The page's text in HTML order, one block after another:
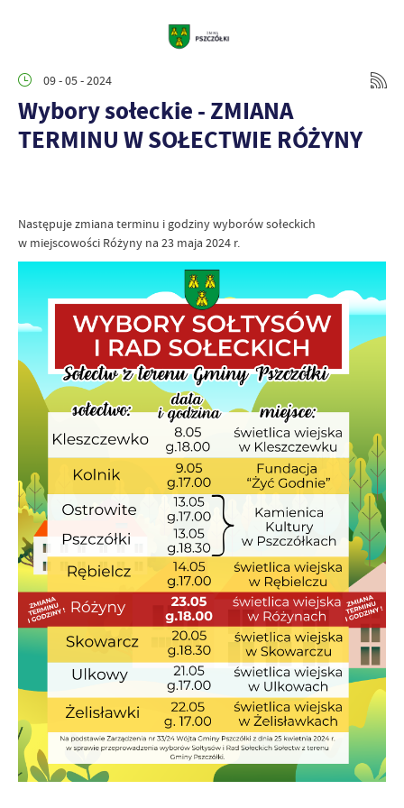
09 - 05 - 2024
Wybory sołeckie - ZMIANA
TERMINU W SOŁECTWIE RÓŻYNY
Następuje zmiana terminu i godziny wyborów sołeckich
w miejscowości Różyny na 23 maja 2024 r.